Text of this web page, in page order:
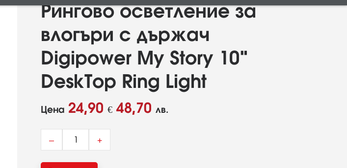
Рингово осветление за
влогъри с държач
Digipower My Story 10"
DeskTop Ring Light
Цена 24,90 € 48,70 лв.
– +